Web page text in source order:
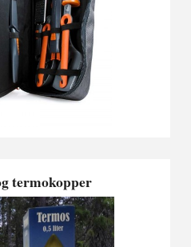
termokopper